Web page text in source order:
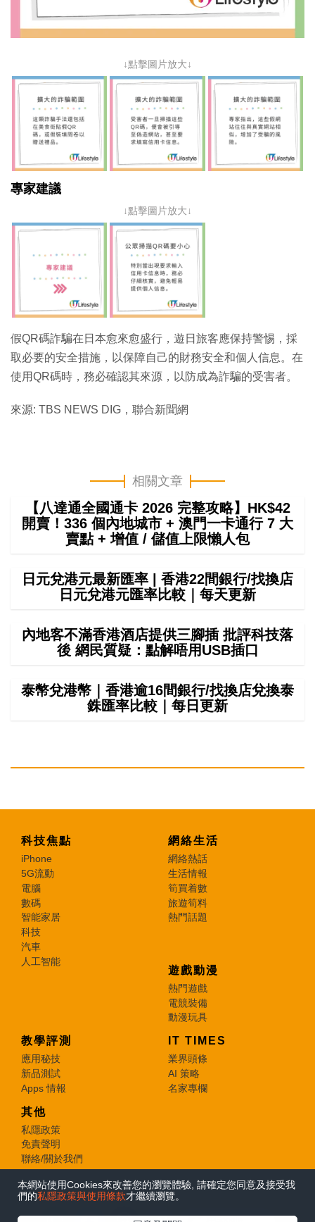
↓點擊圖片放大↓
專家建議
↓點擊圖片放大↓
假QR碼詐騙在日本愈來愈盛行，遊日旅客應保持警惕，採
取必要的安全措施，以保障自己的財務安全和個人信息。在
使用QR碼時，務必確認其來源，以防成為詐騙的受害者。
來源: TBS NEWS DIG，聯合新聞網
相關文章
【八達通全國通卡 2026 完整攻略】HK$42
開賣！336 個內地城市 + 澳門一卡通行 7 大
賣點 + 增值 / 儲值上限懶人包
日元兌港元最新匯率 | 香港22間銀行/找換店
日元兌港元匯率比較｜每天更新
內地客不滿香港酒店提供三腳插 批評科技落
後 網民質疑：點解唔用USB插口
泰幣兌港幣｜香港逾16間銀行/找換店兌換泰
銖匯率比較｜每日更新
科技焦點
iPhone
5G流動
電腦
數碼
智能家居
科技
汽車
人工智能
網絡生活
網絡熱話
生活情報
筍買着數
旅遊筍料
熱門話題
遊戲動漫
熱門遊戲
電競裝備
動漫玩具
教學評測
應用秘技
新品測試
Apps 情報
IT TIMES
業界頭條
AI 策略
名家專欄
其他
私隱政策
免責聲明
聯絡/關於我們
© 2026 e-zone. All Rights Reserved.
本網站使用Cookies來改善您的瀏覽體驗, 請確定您同意及接受我
們的私隱政策與使用條款才繼續瀏覽。